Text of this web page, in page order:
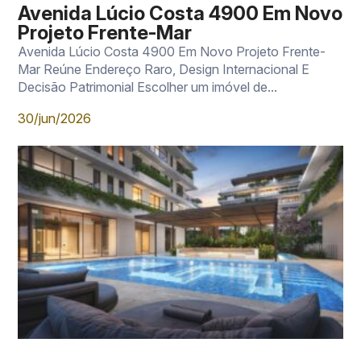
Avenida Lúcio Costa 4900 Em Novo
Projeto Frente-Mar
Avenida Lúcio Costa 4900 Em Novo Projeto Frente-
Mar Reúne Endereço Raro, Design Internacional E
Decisão Patrimonial Escolher um imóvel de...
30/jun/2026